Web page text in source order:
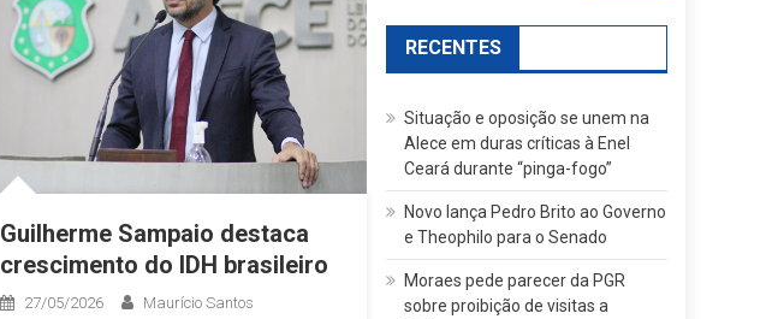
Guilherme Sampaio destaca
crescimento do IDH brasileiro
27/05/2026 Maurício Santos
RECENTES
Situação e oposição se unem na
Alece em duras críticas à Enel
Ceará durante “pinga-fogo”
Novo lança Pedro Brito ao Governo
e Theophilo para o Senado
Moraes pede parecer da PGR
sobre proibição de visitas a